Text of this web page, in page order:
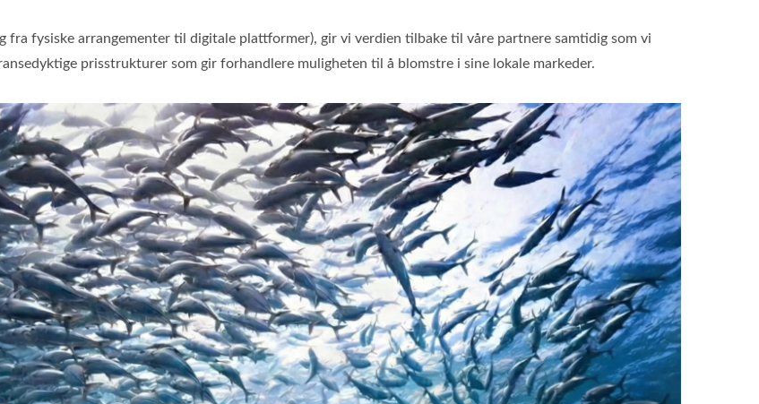
fra fysiske arrangementer til digitale plattformer), gir vi verdien tilbake til våre partnere samtidig som vi
prisstrukturer som gir forhandlere muligheten til å blomstre i sine lokale markeder.